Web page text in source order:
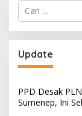
Cari
untuk:
Update
PPD Desak
Sumenep, Ini